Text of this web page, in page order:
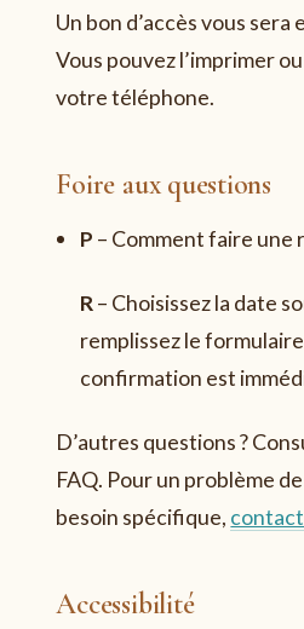
Un bon d’accès vous
Vous pouvez l’imprimer
votre téléphone.
Foire aux questions
P – Comment faire une
R– Choisissez la date
remplissez le
confirmation est
D’autres questions ?
FAQ. Pour un problème
besoin spécifique,
Accessibilité